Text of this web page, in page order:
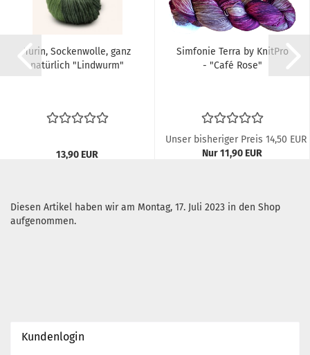
Turin, Sockenwolle, ganz
natürlich "Lindwurm"
13,90 EUR
Simfonie Terra by KnitPro
- "Café Rose"
Unser bisheriger Preis 14,50 EUR
Nur 11,90 EUR
Diesen Artikel haben wir am Montag, 17. Juli 2023 in den Shop
aufgenommen.
Kundenlogin